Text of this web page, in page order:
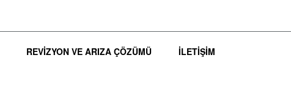
REVIZYON VE ARIZA ÇÖZÜMÜ İLETIŞIM